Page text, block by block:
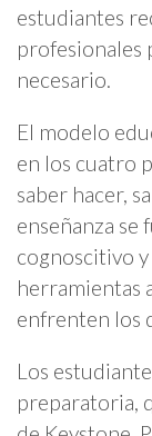
estudiantes
profesionales
necesario.
El modelo
en los cuatro
saber hacer,
enseñanza se
cognoscitivo
herramientas
enfrenten los
Los
preparatoria,